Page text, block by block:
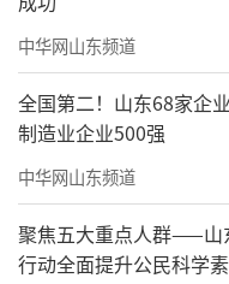
中华网山东频道
全国第二！山东68家企
制造业企业500强
中华网山东频道
聚焦五大重点人群——山
行动全面提升公民科学